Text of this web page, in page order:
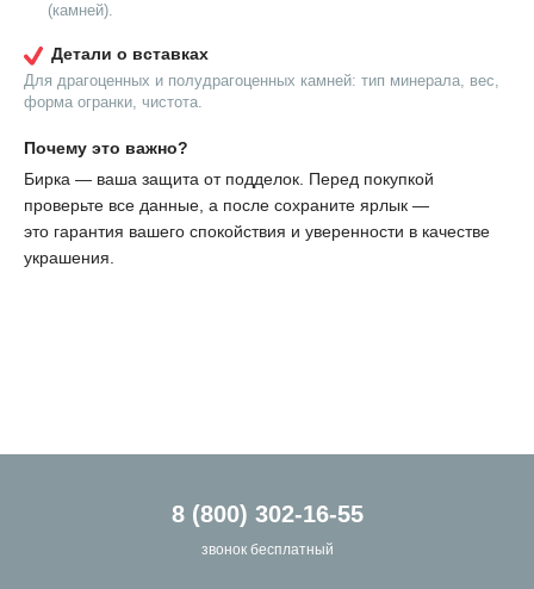
(камней).
Детали о вставках
Для драгоценных и полудрагоценных камней: тип минерала, вес,
форма огранки, чистота.
Почему это важно?
Бирка — ваша защита от подделок. Перед покупкой
проверьте все данные, а после сохраните ярлык —
это гарантия вашего спокойствия и уверенности в качестве
украшения.
8 (800) 302-16-55
звонок бесплатный